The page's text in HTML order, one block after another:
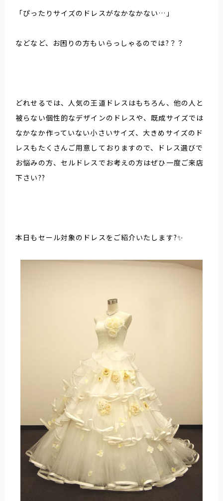
「ぴったりサイズのドレスがなかなかない…」
などなど、お困りの方もいらっしゃるのでは?？？
どれせるでは、人気の王道ドレスはもちろん、他の人と
被らない個性的なデザインのドレスや、既成サイズでは
なかなか作っていない小さいサイズ、大きめサイズのド
レスもたくさんご用意しておりますので、ドレス選びで
お悩みの方、セルドレスでお考えの方はぜひ一度ご来店
下さい??
本日もセール対象のドレスをご紹介いたします?✨